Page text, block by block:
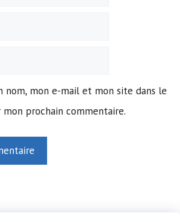
nom, mon e-mail et mon site dans le
mon prochain commentaire.